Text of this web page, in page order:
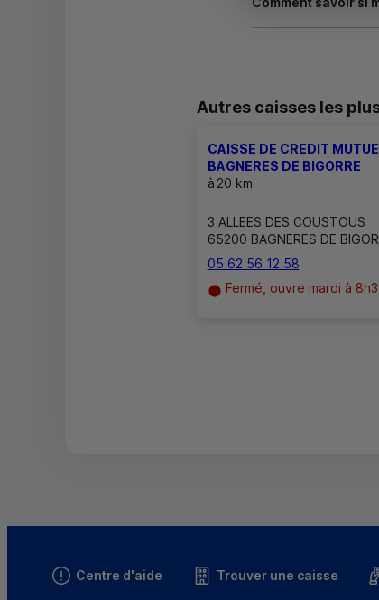
Autres caisses les
CAISSE DE CREDIT
BAGNERES DE BIGORRE
à 20 km
3 ALLEES DES COUSTOUS
65200 BAGNERES DE
05 62 56 12 58
Fermé, ouvre mardi à
Centre d'aide Trouver une caisse